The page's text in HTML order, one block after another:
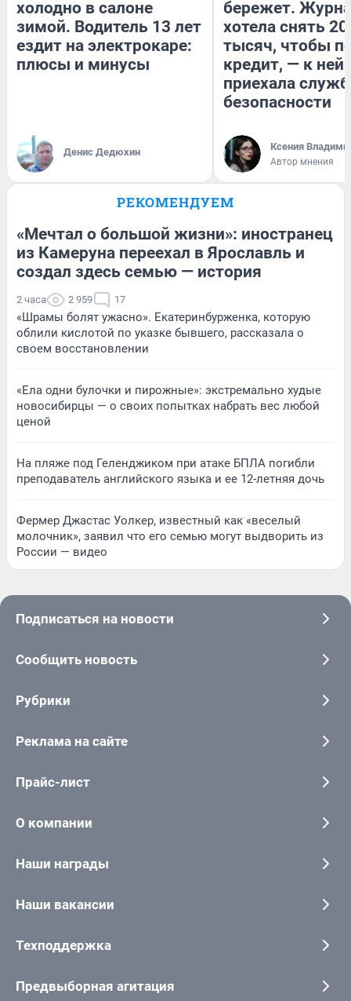
холодно в салоне
зимой. Водитель 13 лет
ездит на электрокаре:
плюсы и минусы
Денис Дедюхин
бережет.
хотела снять
тысяч, чтобы
кредит, — к
приехала
безопасности
Ксения
Автор мнения
РЕКОМЕНДУЕМ
«Мечтал о большой жизни»: иностранец
из Камеруна переехал в Ярославль и
создал здесь семью — история
2 часа 2 959 17
«Шрамы болят ужасно». Екатеринбурженка, которую
облили кислотой по указке бывшего, рассказала о
своем восстановлении
«Ела одни булочки и пирожные»: экстремально худые
новосибирцы — о своих попытках набрать вес любой
ценой
На пляже под Геленджиком при атаке БПЛА погибли
преподаватель английского языка и ее 12-летняя дочь
Фермер Джастас Уолкер, известный как «веселый
молочник», заявил что его семью могут выдворить из
России — видео
Подписаться на новости
Сообщить новость
Рубрики
Реклама на сайте
Прайс-лист
О компании
Наши награды
Наши вакансии
Техподдержка
Предвыборная агитация